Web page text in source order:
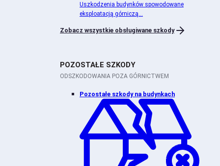
Uszkodzenia budynków spowodowane
eksploatacją górniczą...
Zobacz wszystkie obsługiwane szkody
POZOSTAŁE SZKODY
ODSZKODOWANIA POZA GÓRNICTWEM
Pozostałe szkody na budynkach